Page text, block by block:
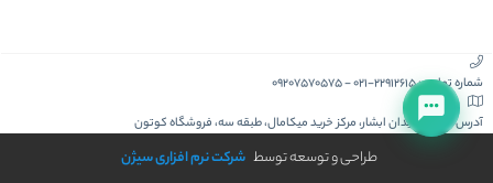
شماره تماس :021-22912615
-
09207570575
آدرس :کیش، میدان ابشار، مرکز خرید میکامال، طبقه سه، فروشگاه کوتون
طراحی و توسعه توسط شرکت نرم افزاری سیژن